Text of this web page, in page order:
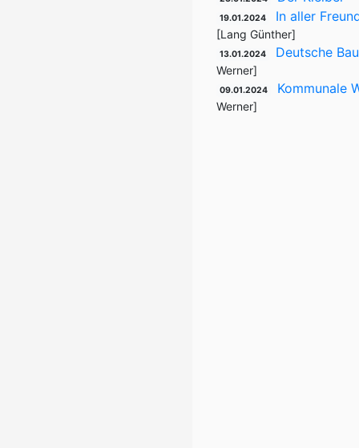
19.01.2024 In aller
[Lang Günther]
13.01.2024 Deutsche
Werner]
09.01.2024 Kommunale
Werner]